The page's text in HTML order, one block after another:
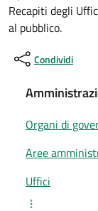
Recapiti degli
al pubblico.
Condividi
Organi di
Aree
Uffici